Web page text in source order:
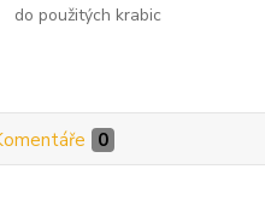
do použitých krabic
0